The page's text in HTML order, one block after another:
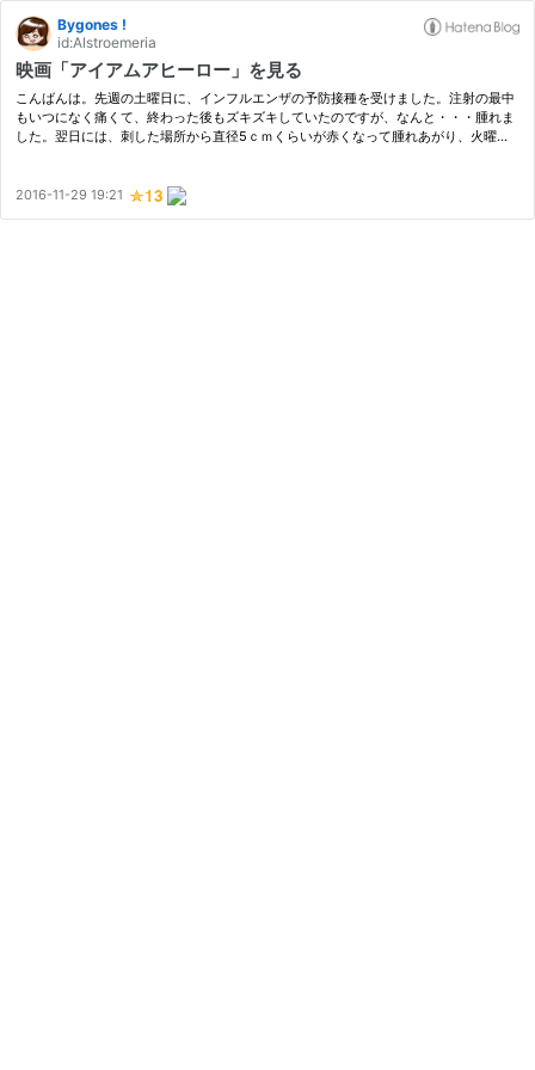
Bygones !
id:Alstroemeria
映画「アイアムアヒーロー」を見る
こんばんは。先週の土曜日に、インフルエンザの予防接種を受けました。注射の最中
もいつになく痛くて、終わった後もズキズキしていたのですが、なんと・・・腫れま
した。翌日には、刺した場所から直径5ｃｍくらいが赤くなって腫れあがり、火曜日
2016-11-29 19:21